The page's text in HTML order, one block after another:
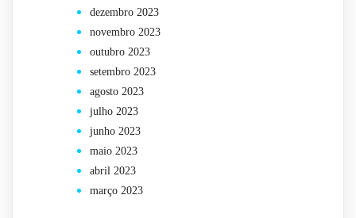
dezembro 2023
novembro 2023
outubro 2023
setembro 2023
agosto 2023
julho 2023
junho 2023
maio 2023
abril 2023
março 2023